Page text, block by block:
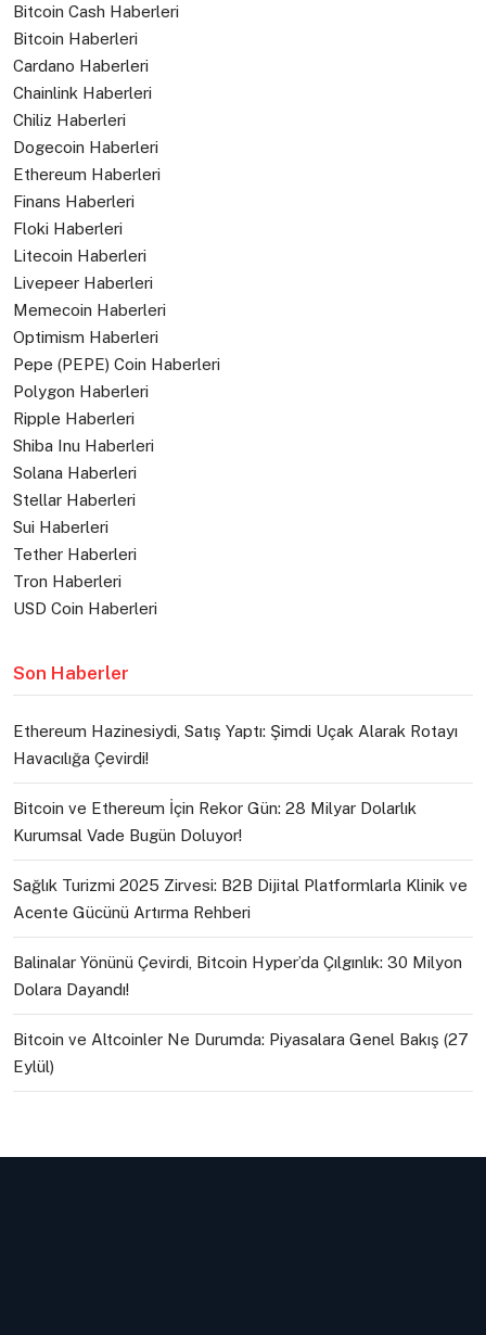
Bitcoin Cash Haberleri
Bitcoin Haberleri
Cardano Haberleri
Chainlink Haberleri
Chiliz Haberleri
Dogecoin Haberleri
Ethereum Haberleri
Finans Haberleri
Floki Haberleri
Litecoin Haberleri
Livepeer Haberleri
Memecoin Haberleri
Optimism Haberleri
Pepe (PEPE) Coin Haberleri
Polygon Haberleri
Ripple Haberleri
Shiba Inu Haberleri
Solana Haberleri
Stellar Haberleri
Sui Haberleri
Tether Haberleri
Tron Haberleri
USD Coin Haberleri
Son Haberler
Ethereum Hazinesiydi, Satış Yaptı: Şimdi Uçak Alarak Rotayı
Havacılığa Çevirdi!
Bitcoin ve Ethereum İçin Rekor Gün: 28 Milyar Dolarlık
Kurumsal Vade Bugün Doluyor!
Sağlık Turizmi 2025 Zirvesi: B2B Dijital Platformlarla Klinik ve
Acente Gücünü Artırma Rehberi
Balinalar Yönünü Çevirdi, Bitcoin Hyper’da Çılgınlık: 30 Milyon
Dolara Dayandı!
Bitcoin ve Altcoinler Ne Durumda: Piyasalara Genel Bakış (27
Eylül)